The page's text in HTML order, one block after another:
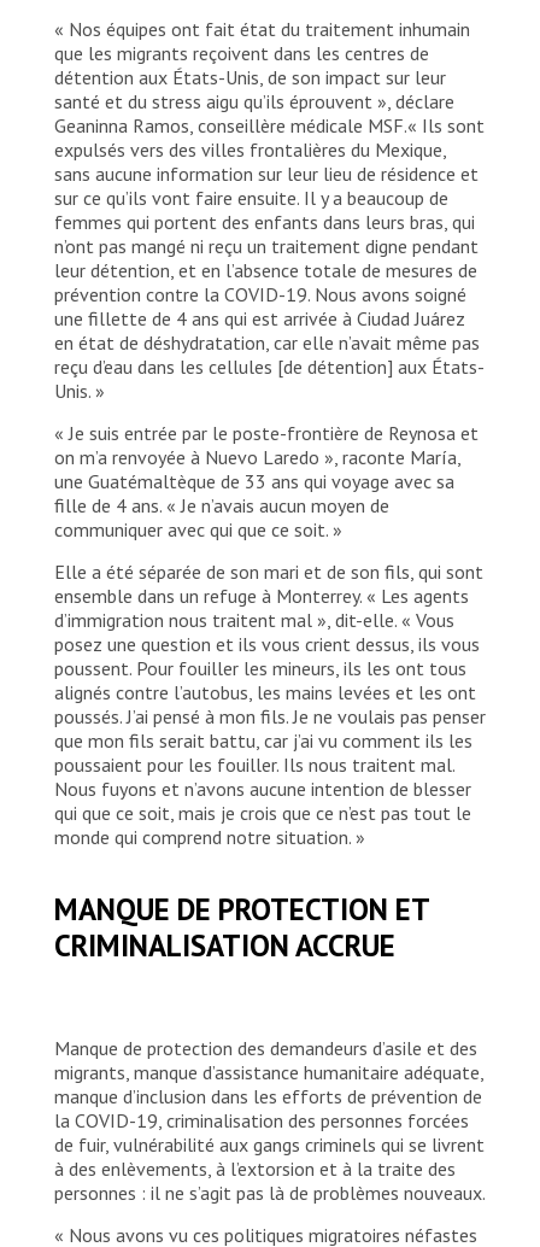
« Nos équipes ont fait état du traitement inhumain
que les migrants reçoivent dans les centres de
détention aux États-Unis, de son impact sur leur
santé et du stress aigu qu’ils éprouvent », déclare
Geaninna Ramos, conseillère médicale MSF.« Ils sont
expulsés vers des villes frontalières du Mexique,
sans aucune information sur leur lieu de résidence et
sur ce qu’ils vont faire ensuite. Il y a beaucoup de
femmes qui portent des enfants dans leurs bras, qui
n’ont pas mangé ni reçu un traitement digne pendant
leur détention, et en l’absence totale de mesures de
prévention contre la COVID-19. Nous avons soigné
une fillette de 4 ans qui est arrivée à Ciudad Juárez
en état de déshydratation, car elle n’avait même pas
reçu d’eau dans les cellules [de détention] aux États-
Unis. »
« Je suis entrée par le poste-frontière de Reynosa et
on m’a renvoyée à Nuevo Laredo », raconte María,
une Guatémaltèque de 33 ans qui voyage avec sa
fille de 4 ans. « Je n’avais aucun moyen de
communiquer avec qui que ce soit. »
Elle a été séparée de son mari et de son fils, qui sont
ensemble dans un refuge à Monterrey. « Les agents
d’immigration nous traitent mal », dit-elle. « Vous
posez une question et ils vous crient dessus, ils vous
poussent. Pour fouiller les mineurs, ils les ont tous
alignés contre l’autobus, les mains levées et les ont
poussés. J’ai pensé à mon fils. Je ne voulais pas penser
que mon fils serait battu, car j’ai vu comment ils les
poussaient pour les fouiller. Ils nous traitent mal.
Nous fuyons et n’avons aucune intention de blesser
qui que ce soit, mais je crois que ce n’est pas tout le
monde qui comprend notre situation. »
MANQUE DE PROTECTION ET
CRIMINALISATION ACCRUE
Manque de protection des demandeurs d’asile et des
migrants, manque d’assistance humanitaire adéquate,
manque d’inclusion dans les efforts de prévention de
la COVID-19, criminalisation des personnes forcées
de fuir, vulnérabilité aux gangs criminels qui se livrent
à des enlèvements, à l’extorsion et à la traite des
personnes : il ne s’agit pas là de problèmes nouveaux.
« Nous avons vu ces politiques migratoires néfastes